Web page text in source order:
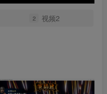
2 视频2